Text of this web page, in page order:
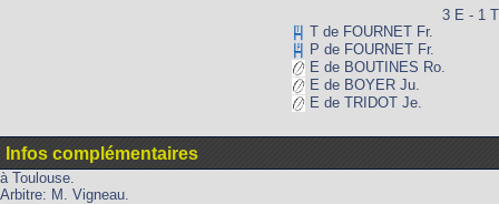
3 E - 1
T de FOURNET Fr.
P de FOURNET Fr.
E de BOUTINES Ro.
E de BOYER Ju.
E de TRIDOT Je.
Infos complémentaires
à Toulouse.
Arbitre: M. Vigneau.